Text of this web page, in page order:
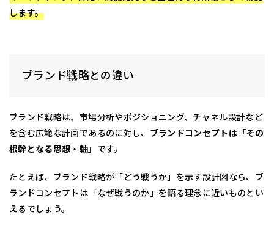
します。
ブランド戦略との違い
ブランド戦略は、市場分析やポジショニング、チャネル設計など
を含む広範な計画であるのに対し、 ブランドコンセプトは「その
根幹となる思想・軸」 です。
たとえば、ブランド戦略が「どう戦うか」を示す設計図なら、ブ
ランドコンセプトは「なぜ戦うのか」を語る理念に近いものとい
えるでしょう。